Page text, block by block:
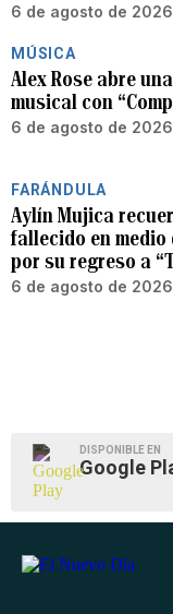
6 de agosto de 2026
MÚSICA
Alex Rose abre
musical con
6 de agosto de
FARÁNDULA
Aylín Mujica
fallecido en
por su regreso a
6 de agosto de
DISPONIBLE EN
Google